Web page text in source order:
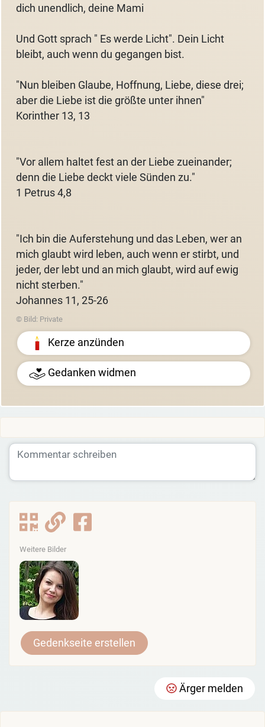
dich unendlich, deine Mami
Und Gott sprach " Es werde Licht". Dein Licht
bleibt, auch wenn du gegangen bist.
"Nun bleiben Glaube, Hoffnung, Liebe, diese drei;
aber die Liebe ist die größte unter ihnen"
Korinther 13, 13
"Vor allem haltet fest an der Liebe zueinander;
denn die Liebe deckt viele Sünden zu."
1 Petrus 4,8
"Ich bin die Auferstehung und das Leben, wer an
mich glaubt wird leben, auch wenn er stirbt, und
jeder, der lebt und an mich glaubt, wird auf ewig
nicht sterben."
Johannes 11, 25-26
© Bild: Private
Kerze anzünden
Gedanken widmen
Weitere Bilder
Gedenkseite erstellen
Ärger melden